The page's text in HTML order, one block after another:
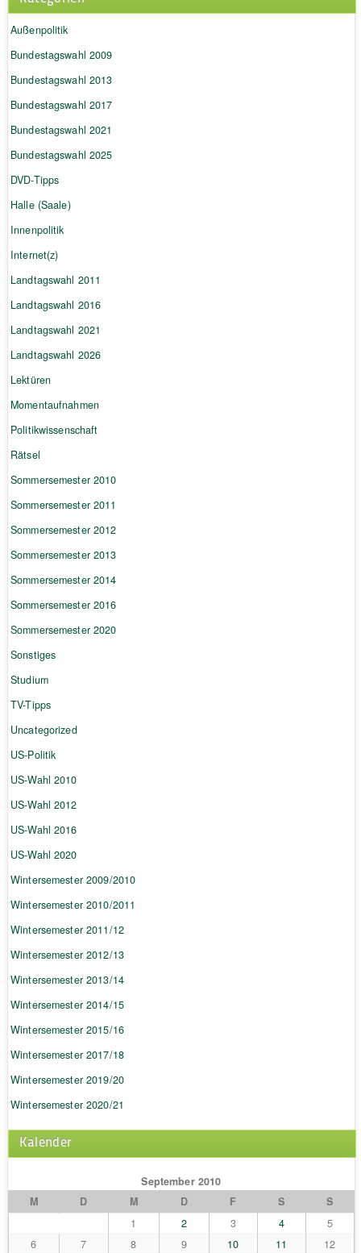
Außenpolitik
Bundestagswahl 2009
Bundestagswahl 2013
Bundestagswahl 2017
Bundestagswahl 2021
Bundestagswahl 2025
DVD-Tipps
Halle (Saale)
Innenpolitik
Internet(z)
Landtagswahl 2011
Landtagswahl 2016
Landtagswahl 2021
Landtagswahl 2026
Lektüren
Momentaufnahmen
Politikwissenschaft
Rätsel
Sommersemester 2010
Sommersemester 2011
Sommersemester 2012
Sommersemester 2013
Sommersemester 2014
Sommersemester 2016
Sommersemester 2020
Sonstiges
Studium
TV-Tipps
Uncategorized
US-Politik
US-Wahl 2010
US-Wahl 2012
US-Wahl 2016
US-Wahl 2020
Wintersemester 2009/2010
Wintersemester 2010/2011
Wintersemester 2011/12
Wintersemester 2012/13
Wintersemester 2013/14
Wintersemester 2014/15
Wintersemester 2015/16
Wintersemester 2017/18
Wintersemester 2019/20
Wintersemester 2020/21
Kalender
September 2010
M
D M D F S
S
1
2 3 4
5
6
7 8 9 10 11
12